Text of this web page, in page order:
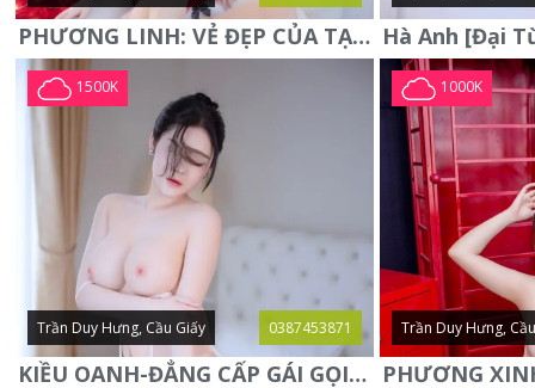
PHƯƠNG LINH: VẺ ĐẸP CỦA TẠO HÓA, XINH ĐẸP, SEXY, QUYỄN RŨ
1500K
Trần Duy Hưng, Cầu Giấy 0387453871
KIỀU OANH-ĐẲNG CẤP GÁI GỌI XINH SANG-NGOAN NGOÃN
1000K
Trần Duy Hưng,